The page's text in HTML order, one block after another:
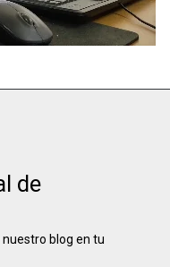
de
blog en tu